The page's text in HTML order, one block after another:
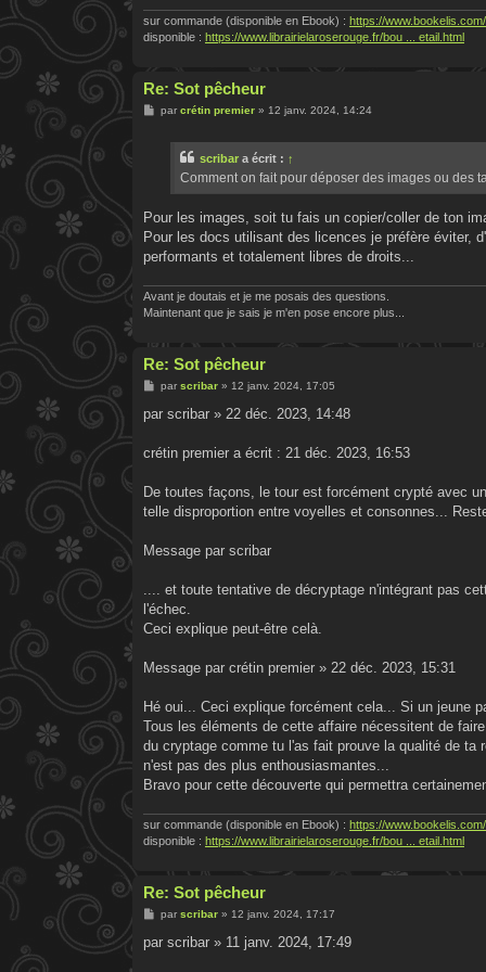
sur commande (disponible en Ebook) : https://
disponible : https://www.librairielaroserouge.fr/bou ... etail.html
Re: Sot pêcheur
Mpar crétin premier» 12 janv. 2024, 14:24
scribar a écrit : ↑
Comment on fait pour déposer des images ou des
Pour les images, soit tu fais un copier/coller de ton
Pour les docs utilisant des licences je préfère éviter,
performants et totalement libres de droits...
Avant je doutais et je me posais des questions.
Maintenant que je sais je m'en pose encore plus...
Re: Sot pêcheur
M
s
g
par scribar» 12 janv. 2024, 17:05
par scribar » 22 déc. 2023, 14:48
crétin premier a écrit : 21 déc. 2023, 16:53
De toutes façons, le tour est forcément crypté avec
telle disproportion entre voyelles et consonnes...
Message par scribar
.... et toute tentative de décryptage n'intégrant pas
l'échec.
Ceci explique peut-être celà.
Message par crétin premier » 22 déc. 2023, 15:31
Hé oui... Ceci explique forcément cela... Si un jeune
Tous les éléments de cette affaire nécessitent de
du cryptage comme tu l'as fait prouve la qualité de ta
n'est pas des plus enthousiasmantes...
Bravo pour cette découverte qui permettra
sur commande (disponible en Ebook) : https://
disponible : https://www.librairielaroserouge.fr/bou ... etail.html
Re: Sot pêcheur
M
s
par scribar» 12 janv. 2024, 17:17
par scribar » 11 janv. 2024, 17:49